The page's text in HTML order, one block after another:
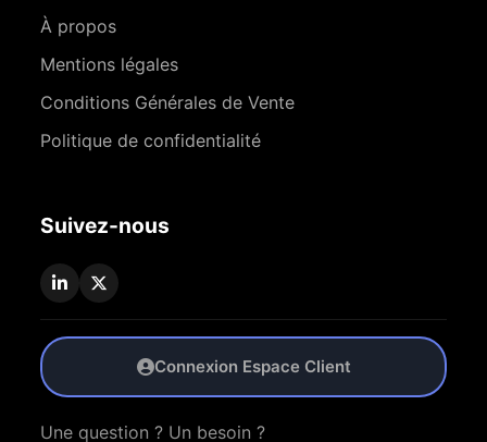
À propos
Mentions légales
Conditions Générales de Vente
Politique de confidentialité
Suivez-nous
Connexion Espace Client
Une question ? Un besoin ?